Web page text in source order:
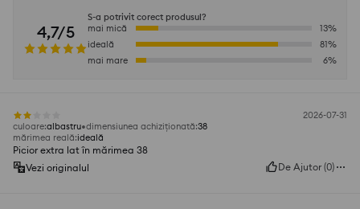
4,7/5
S-a potrivit corect produsul?
mai mică
13%
ideală
81%
mai mare
6%
2026-07-31
culoare:albastru dimensiunea achiziționată:38
mărimea reală:ideală
Picior extra lat în mărimea 38
Vezi originalul
De Ajutor (0)